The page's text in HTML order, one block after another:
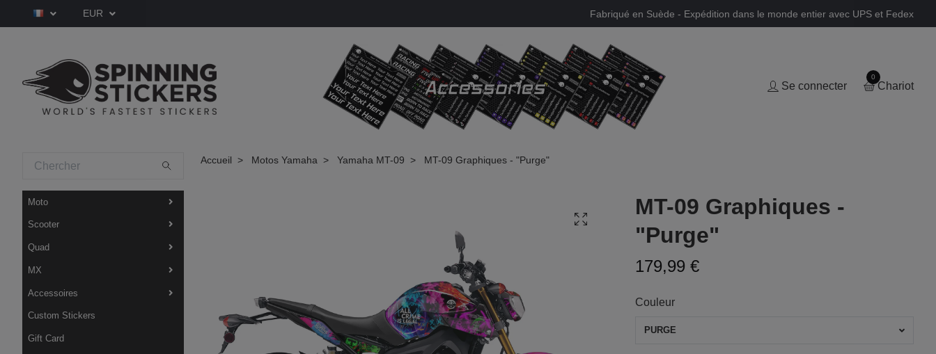
EUR Fabriqué en Suède - Expédition dans le monde entier avec UPS et Fedex
Se connecter
0
Chariot
Moto
Scooter
Quad
MX
Accessoires
Custom Stickers
Gift Card
Accueil Motos Yamaha Yamaha MT-09 MT-09 Graphiques - "Purge"
MT-09 Graphiques -
"Purge"
179,99 €
Couleur
PURGE